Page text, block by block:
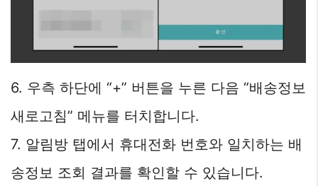
6. 우측 하단에 “+” 버튼을 누른 다음 “배송정보
새로고침” 메뉴를 터치합니다.
7. 알림방 탭에서 휴대전화 번호와 일치하는 배
송정보 조회 결과를 확인할 수 있습니다.